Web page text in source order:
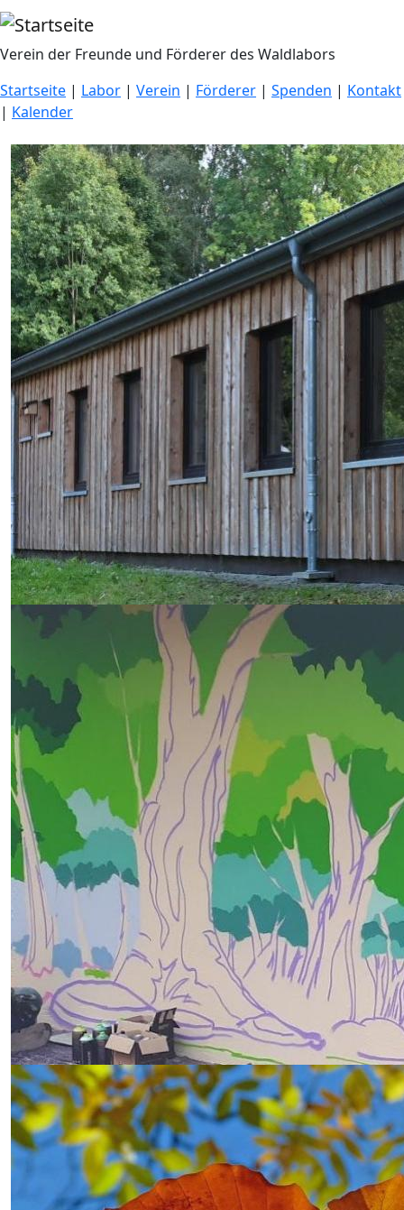
Direkt zum Inhalt
Verein der Freunde und Förderer des Waldlabors
Startseite | Labor | Verein | Förderer | Spenden | Kontakt
| Kalender